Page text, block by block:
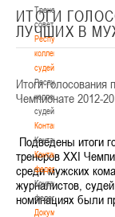
Тренерский
совет
Республиканская
коллегия
судей
Республиканская
коллегия
судей
Контакты
Контакты
Контакты
федерации
Контакты
федерации
Документы
ИТОГИ
ЛУЧШИХ В
Итоги
Чемпионате 2012-
Подведены итоги
тренеров XXI
среди мужских
журналистов,
номинациях были